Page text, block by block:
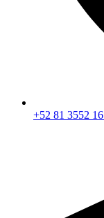
+52 81 3552